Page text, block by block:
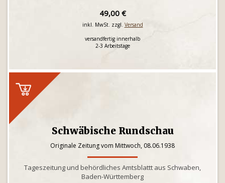
49,00 €
inkl. MwSt. zzgl. Versand
versandfertig innerhalb
2-3 Arbeitstage
Schwäbische Rundschau
Originale Zeitung vom Mittwoch, 08.06.1938
Tageszeitung und behördliches Amtsblattt aus Schwaben,
Baden-Württemberg